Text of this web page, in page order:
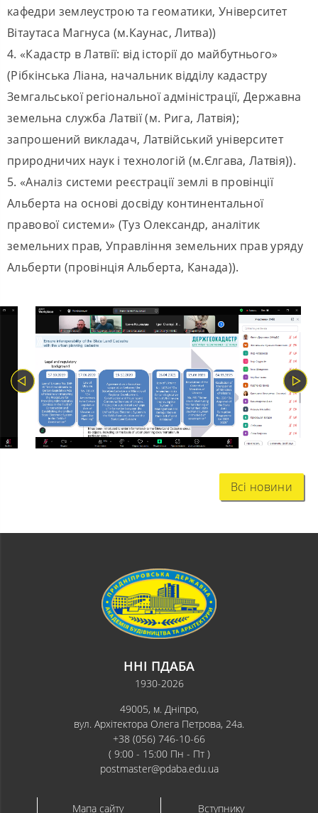
кафедри землеустрою та геоматики, Університет
Вітаутаса Магнуса (м.Каунас, Литва))
4. «Кадастр в Латвії: від історії до майбутнього»
(Рібкінська Ліана, начальник відділу кадастру
Земгальської регіональної адміністрації, Державна
земельна служба Латвії (м. Рига, Латвія);
запрошений викладач, Латвійський університет
природничих наук і технологій (м.Єлгава, Латвія)).
5. «Аналіз системи реєстрації землі в провінції
Альберта на основі досвіду континентальної
правової системи» (Туз Олександр, аналітик
земельних прав, Управління земельних прав уряду
Альберти (провінція Альберта, Канада)).
Всі новини
ННІ ПДАБА
1930-2026
49005, м. Дніпро,
вул. Архітектора Олега Петрова, 24а.
+38 (056) 746-10-66
( 9:00 - 15:00 Пн - Пт )
postmaster@pdaba.edu.ua
Мапа сайту Вступнику